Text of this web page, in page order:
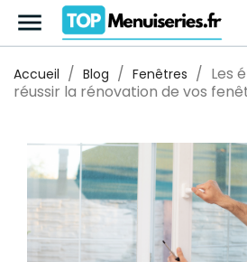

Accueil Blog Fenêtres
Les
réussir la rénovation de vos